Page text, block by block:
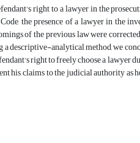
right to a lawyer in the
the presence of a lawyer in the
of the previous law were
a descriptive-analytical method, we
right to freely choose a lawyer
his claims to the judicial authority